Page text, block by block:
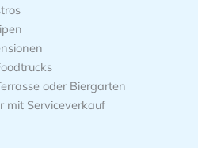
oder Biergarten
mit Serviceverkauf